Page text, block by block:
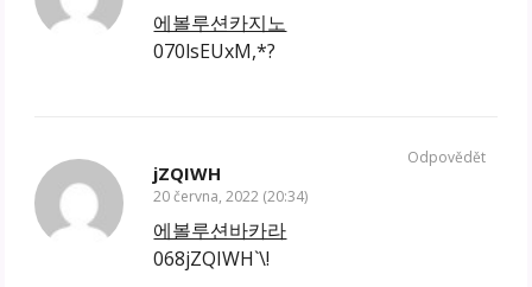
에볼루션카지노
070lsEUxM,*?
jZQIWH
20 června, 2022 (20:34)
에볼루션바카라
068jZQIWH`\!
Odpovědět